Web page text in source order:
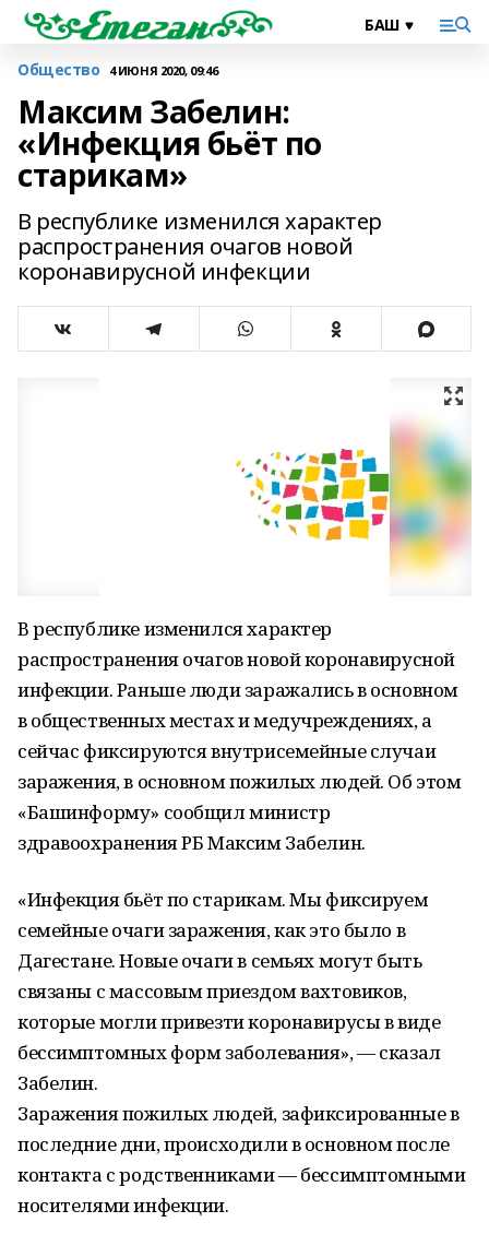
Общество 4 ИЮНЯ 2020, 09:46
Максим Забелин:
«Инфекция бьёт по
старикам»
В республике изменился характер
распространения очагов новой
коронавирусной инфекции
В республике изменился характер
распространения очагов новой коронавирусной
инфекции. Раньше люди заражались в основном
в общественных местах и медучреждениях, а
сейчас фиксируются внутрисемейные случаи
заражения, в основном пожилых людей. Об этом
«Башинформу» сообщил министр
здравоохранения РБ Максим Забелин.
«Инфекция бьёт по старикам. Мы фиксируем
семейные очаги заражения, как это было в
Дагестане. Новые очаги в семьях могут быть
связаны с массовым приездом вахтовиков,
которые могли привезти коронавирусы в виде
бессимптомных форм заболевания», — сказал
Забелин.
Заражения пожилых людей, зафиксированные в
последние дни, происходили в основном после
контакта с родственниками — бессимптомными
носителями инфекции.